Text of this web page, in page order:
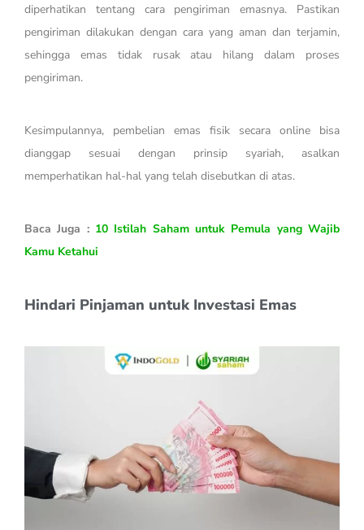
diperhatikan tentang cara pengiriman emasnya. Pastikan
pengiriman dilakukan dengan cara yang aman dan terjamin,
sehingga emas tidak rusak atau hilang dalam proses
pengiriman.
Kesimpulannya, pembelian emas fisik secara online bisa
dianggap sesuai dengan prinsip syariah, asalkan
memperhatikan hal-hal yang telah disebutkan di atas.
Baca Juga : 10 Istilah Saham untuk Pemula yang Wajib
Kamu Ketahui
Hindari Pinjaman untuk Investasi Emas